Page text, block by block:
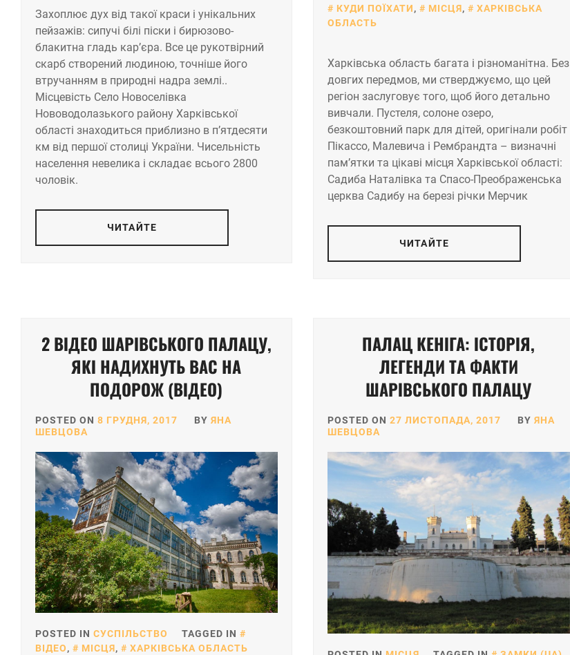
Захоплює дух від такої краси і унікальних
пейзажів: сипучі білі піски і бирюзово-
блакитна гладь кар’єра. Все це рукотвірний
скарб створений людиною, точніше його
втручанням в природні надра землі..
Місцевість Село Новоселівка
Нововодолазького району Харківської
області знаходиться приблизно в п’ятдесяти
км від першої столиці України. Чисельність
населення невелика і складає всього 2800
чоловік.
ЧИТАЙТЕ
КУДИ ПОЇХАТИ, МІСЦЯ,
ХАРКІВСЬКА
ОБЛАСТЬ
Харківська область багата і різноманітна. Без
довгих передмов, ми стверджуємо, що цей
регіон заслуговує того, щоб його детально
вивчали. Пустеля, солоне озеро,
безкоштовний парк для дітей, оригінали робіт
Пікассо, Малевича і Рембрандта – визначні
пам’ятки та цікаві місця Харківської області:
Садиба Наталівка та Спасо-Преображенська
церква Садибу на березі річки Мерчик
ЧИТАЙТЕ
2 ВІДЕО ШАРІВСЬКОГО ПАЛАЦУ,
ЯКІ НАДИХНУТЬ ВАС НА
ПОДОРОЖ (ВІДЕО)
POSTED ON 8 ГРУДНЯ, 2017 BY ЯНА
ШЕВЦОВА
POSTED IN СУСПІЛЬСТВО
TAGGED IN
ВІДЕО, МІСЦЯ, ХАРКІВСЬКА ОБЛАСТЬ
ПАЛАЦ КЕНІГА: ІСТОРІЯ,
ЛЕГЕНДИ ТА ФАКТИ
ШАРІВСЬКОГО ПАЛАЦУ
POSTED ON 27 ЛИСТОПАДА, 2017 BY ЯНА
ШЕВЦОВА